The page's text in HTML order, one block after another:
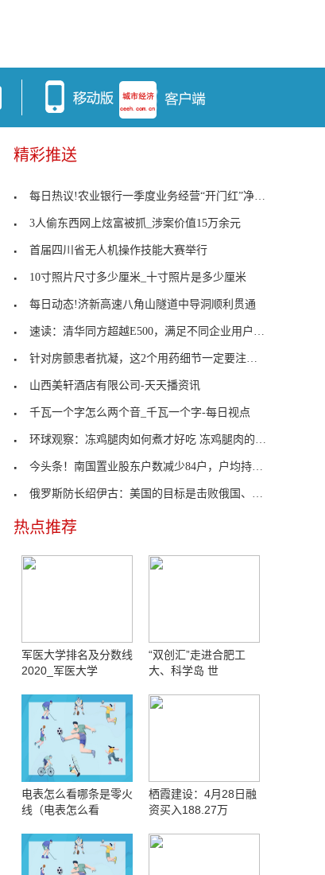
精彩推送
每日热议!农业银行一季度业务经营“开门红”净利润7
3人偷东西网上炫富被抓_涉案价值15万余元
首届四川省无人机操作技能大赛举行
10寸照片尺寸多少厘米_十寸照片是多少厘米
每日动态!济新高速八角山隧道中导洞顺利贯通
速读：清华同方超越E500，满足不同企业用户需求
针对房颤患者抗凝，这2个用药细节一定要注意 天天
山西美轩酒店有限公司-天天播资讯
千瓦一个字怎么两个音_千瓦一个字-每日视点
环球观察：冻鸡腿肉如何煮才好吃 冻鸡腿肉的做法
今头条！南国置业股东户数减少84户，户均持股5.73万元
俄罗斯防长绍伊古：美国的目标是击败俄国、威胁中国
热点推荐
军医大学排名及分数线
2020_军医大学
“双创汇”走进合肥工
大、科学岛 世
电表怎么看哪条是零火
线（电表怎么看
栖霞建设：4月28日融
资买入188.27万